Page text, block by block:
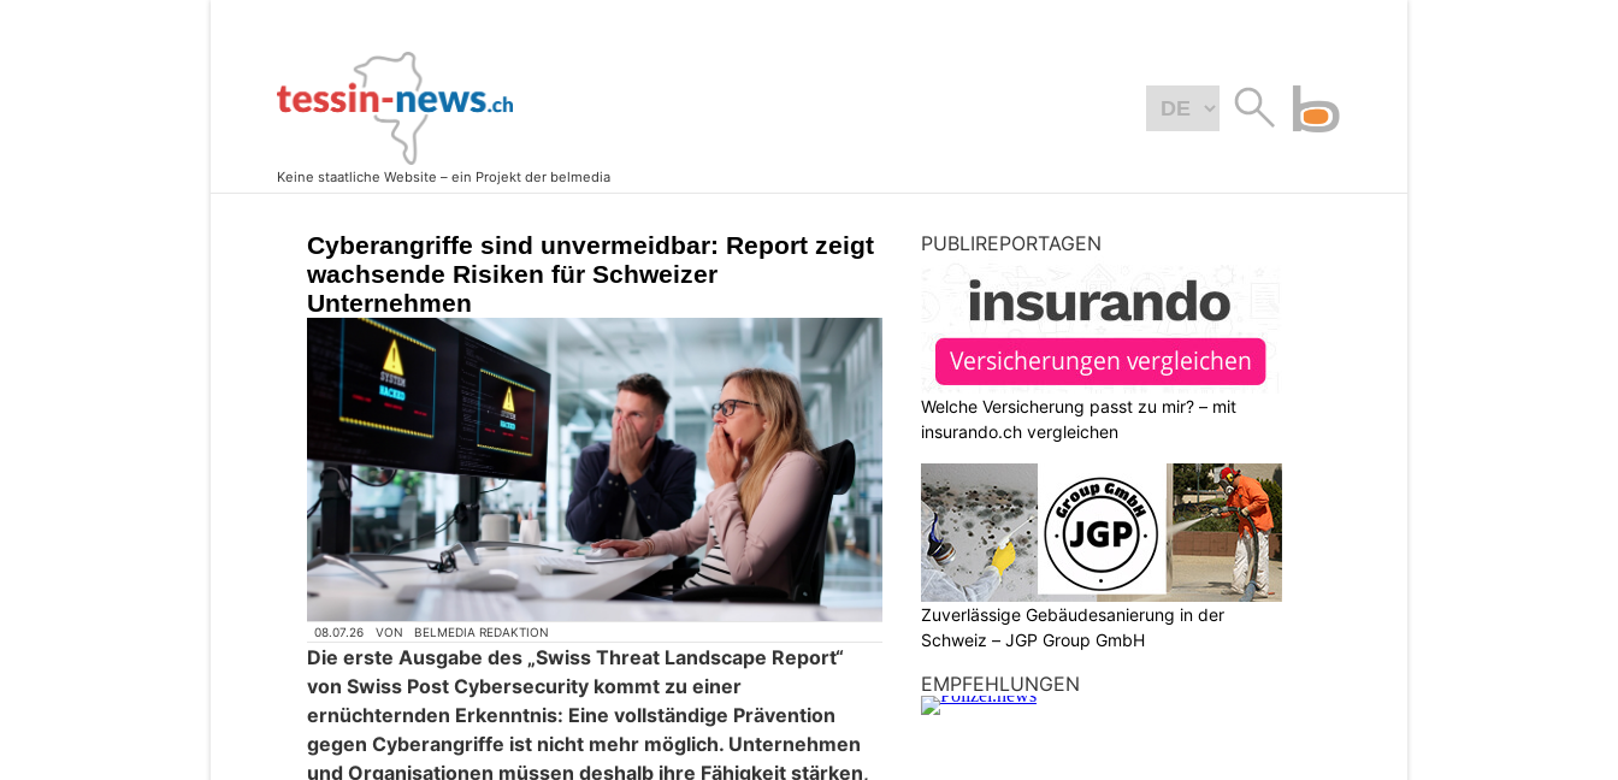
Cyberangriffe sind unvermeidbar: Report zeigt
wachsende Risiken für Schweizer
Unternehmen
08.07.26 VON BELMEDIA REDAKTION
Die erste Ausgabe des „Swiss Threat Landscape Report“
von Swiss Post Cybersecurity kommt zu einer
ernüchternden Erkenntnis: Eine vollständige Prävention
gegen Cyberangriffe ist nicht mehr möglich. Unternehmen
und Organisationen müssen deshalb ihre Fähigkeit stärken,
PUBLIREPORTAGEN
Welche Versicherung passt zu mir? – mit
insurando.ch vergleichen
Zuverlässige Gebäudesanierung in der
Schweiz – JGP Group GmbH
EMPFEHLUNGEN